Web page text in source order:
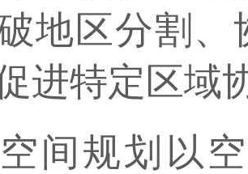
地区分割
进特定区域
规划以空